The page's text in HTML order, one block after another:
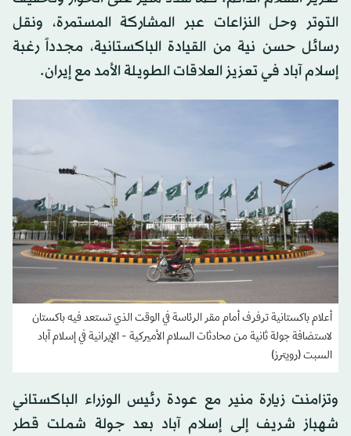
التوتر وحل النزاعات عبر المشاركة المستمرة، ونقل
رسائل حسن نية من القيادة الباكستانية، مجدداً رغبة
إسلام آباد في تعزيز العلاقات الطويلة الأمد مع إيران.
أعلام باكستانية ترفرف أمام مقر الرئاسة في الوقت الذي تستعد فيه باكستان
لاستضافة جولة ثانية من محادثات السلام الأميركية - الإيرانية في إسلام آباد
السبت (رويترز)
وتزامنت زيارة منير مع عودة رئيس الوزراء الباكستاني
شهباز شريف إلى إسلام آباد بعد جولة شملت قطر